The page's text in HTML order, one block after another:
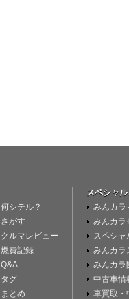
何シテル？
さがす
クルマレビュー
燃費記録
Q&A
タグ
まとめ
スペシャル
みんカラ
みんカラ
スペシャ
みんカラ
みんカラ
中古車情
車買取・